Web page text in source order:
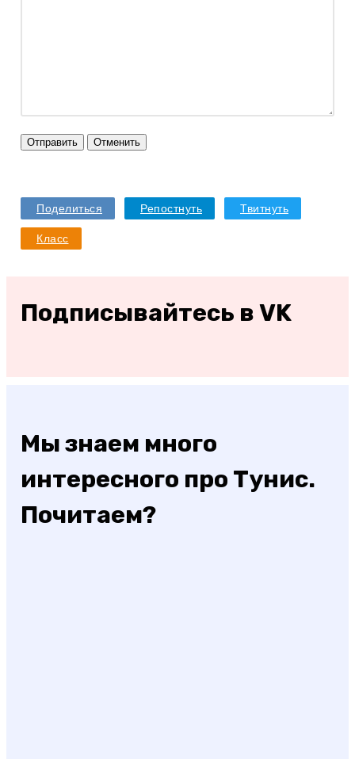
Отправить Отменить
Поделиться Репостнуть Твитнуть
Класс
Подписывайтесь в VK
Мы знаем много
интересного про Тунис.
Почитаем?